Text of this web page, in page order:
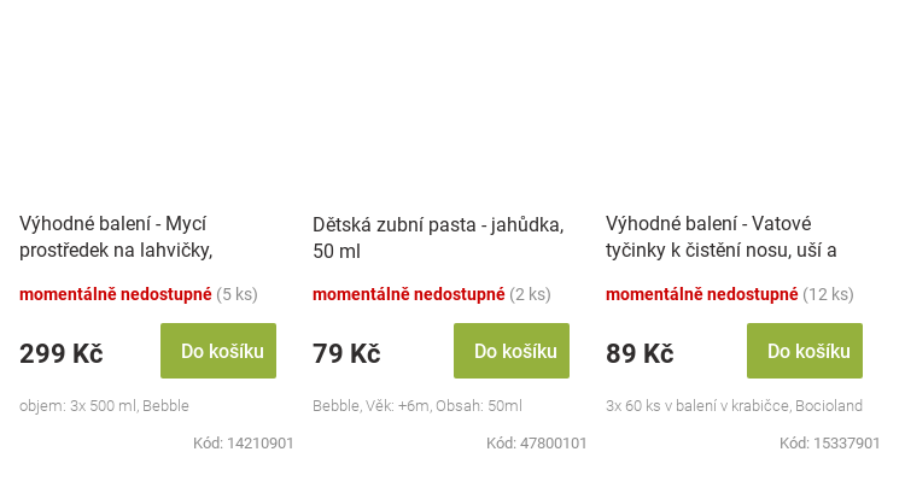
Výhodné balení - Mycí
prostředek na lahvičky,
momentálně nedostupné (5 ks)
299 Kč Do košíku
objem: 3x 500 ml, Bebble
Kód: 14210901
Dětská zubní pasta - jahůdka,
50 ml
momentálně nedostupné (2 ks)
79 Kč Do košíku
Bebble, Věk: +6m, Obsah: 50ml
Kód: 47800101
Výhodné balení - Vatové
tyčinky k čistění nosu, uší a
momentálně nedostupné (12 ks)
89 Kč Do košíku
3x 60 ks v balení v krabičce, Bocioland
Kód: 15337901